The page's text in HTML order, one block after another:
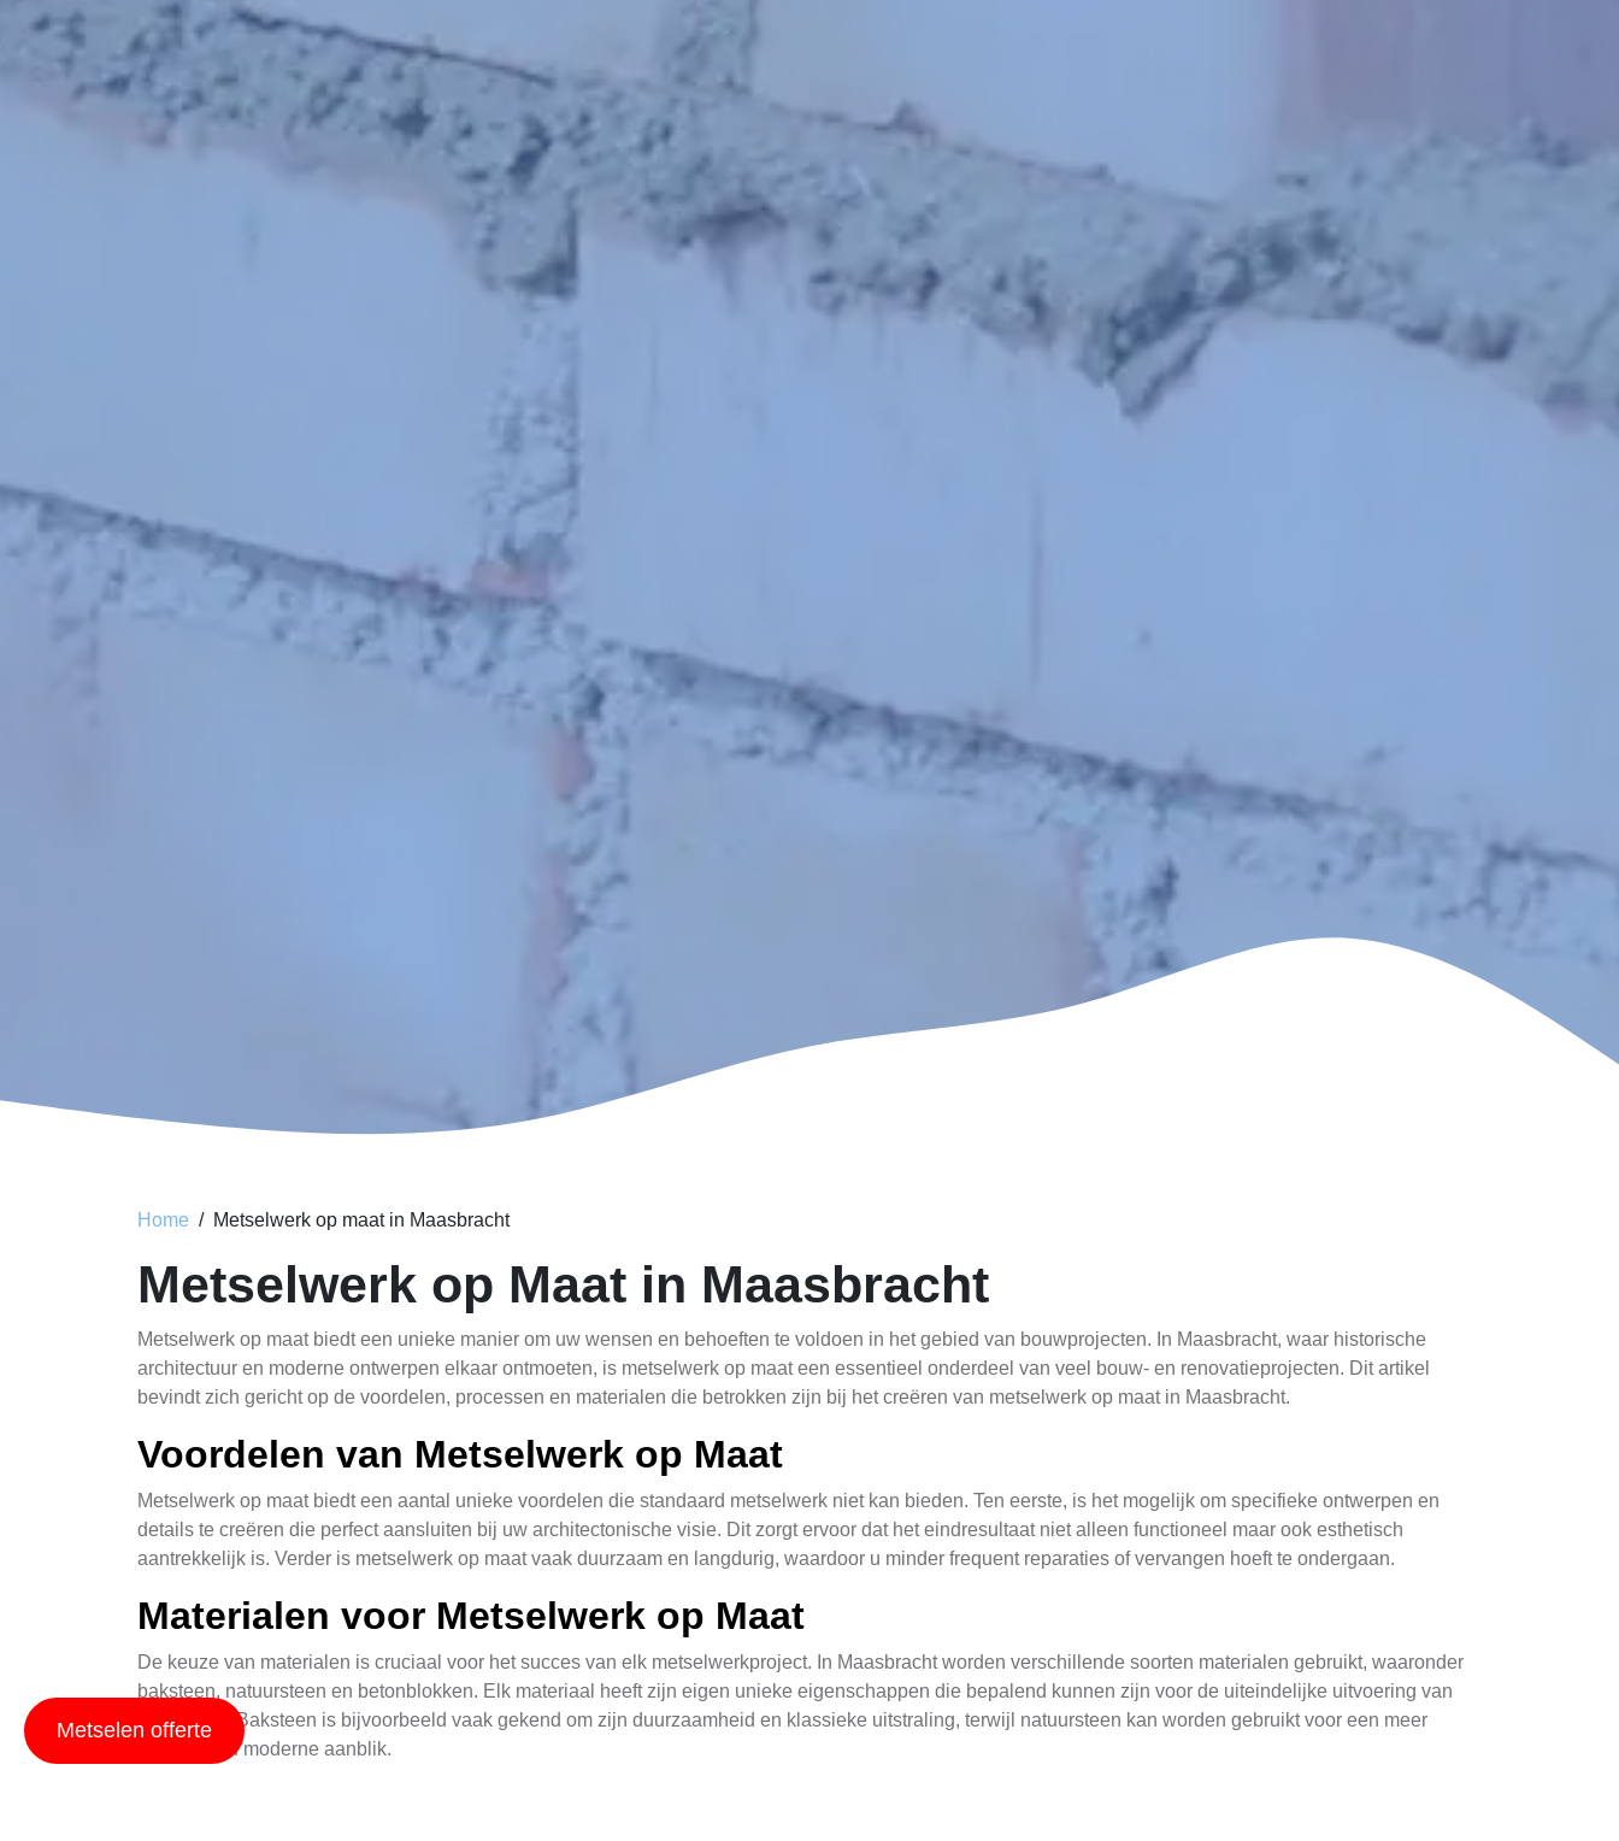
Home Metselwerk op maat in Maasbracht
Metselwerk op Maat in Maasbracht
Metselwerk op maat biedt een unieke manier om uw wensen en behoeften te voldoen in het gebied van bouwprojecten. In Maasbracht, waar historische
architectuur en moderne ontwerpen elkaar ontmoeten, is metselwerk op maat een essentieel onderdeel van veel bouw- en renovatieprojecten. Dit artikel
bevindt zich gericht op de voordelen, processen en materialen die betrokken zijn bij het creëren van metselwerk op maat in Maasbracht.
Voordelen van Metselwerk op Maat
Metselwerk op maat biedt een aantal unieke voordelen die standaard metselwerk niet kan bieden. Ten eerste, is het mogelijk om specifieke ontwerpen en
details te creëren die perfect aansluiten bij uw architectonische visie. Dit zorgt ervoor dat het eindresultaat niet alleen functioneel maar ook esthetisch
aantrekkelijk is. Verder is metselwerk op maat vaak duurzaam en langdurig, waardoor u minder frequent reparaties of vervangen hoeft te ondergaan.
Materialen voor Metselwerk op Maat
De keuze van materialen is cruciaal voor het succes van elk metselwerkproject. In Maasbracht worden verschillende soorten materialen gebruikt, waaronder
baksteen, natuursteen en betonblokken. Elk materiaal heeft zijn eigen unieke eigenschappen die bepalend kunnen zijn voor de uiteindelijke uitvoering van
het project. Baksteen is bijvoorbeeld vaak gekend om zijn duurzaamheid en klassieke uitstraling, terwijl natuursteen kan worden gebruikt voor een meer
elegante en moderne aanblik.
Metselen offerte